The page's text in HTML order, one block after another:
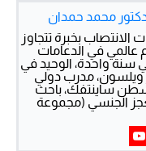
بخبرة تتجاوز
عالمي في الدعامات
2025 بـ 1,500 عملية في سنة واحدة، الوحيد في
ويلسون، مدرب دولي
ساينتفك، باحث
الجنسي (مجموعة